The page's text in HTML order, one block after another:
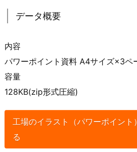
データ概要
内容
パワーポイント資料 A4サイズ×3ペ
容量
128KB(zip形式圧縮)
工場のイラスト（パワーポイント
る